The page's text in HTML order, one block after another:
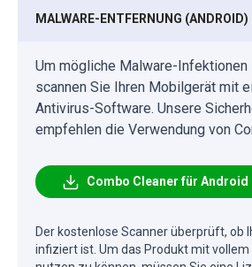
MALWARE-ENTFERNUNG (ANDROID)
Um mögliche Malware-Infektionen
scannen Sie Ihren Mobilgerät mit
Antivirus-Software. Unsere
empfehlen die Verwendung von
Combo Cleaner für
Der kostenlose Scanner überprüft, ob
infiziert ist. Um das Produkt mit